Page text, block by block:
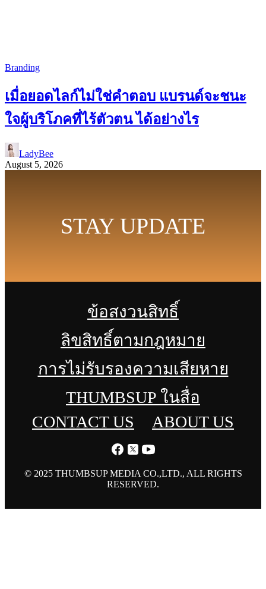
Branding
เมื่อยอดไลก์ไม่ใช่คำตอบ แบรนด์จะชนะ
ใจผู้บริโภคที่ไร้ตัวตน ได้อย่างไร
LadyBee
August 5, 2026
STAY UPDATE
ข้อสงวนสิทธิ์
ลิขสิทธิ์ตามกฎหมาย
การไม่รับรองความเสียหาย
THUMBSUP ในสื่อ
CONTACT US
ABOUT US
© 2025 THUMBSUP MEDIA CO.,LTD., ALL RIGHTS
RESERVED.